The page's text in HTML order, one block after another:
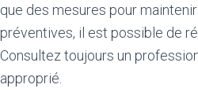
que des mesures pour
préventives, il est possible de
Consultez toujours un
approprié.